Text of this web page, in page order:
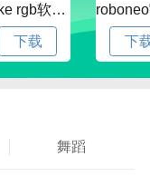
arke rgb软件下载v20.0 安卓版
下载 下
舞蹈